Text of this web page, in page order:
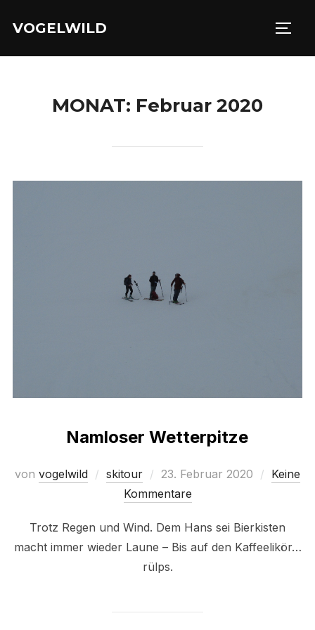
Inhalten
VOGELWILD
MONAT: Februar 2020
Namloser Wetterpitze
von vogelwild skitour
Veröffentlicht
am
23. Februar 2020
Keine
Kommentare
Trotz Regen und Wind. Dem Hans sei Bierkisten
macht immer wieder Laune – Bis auf den Kaffeelikör…
rülps.